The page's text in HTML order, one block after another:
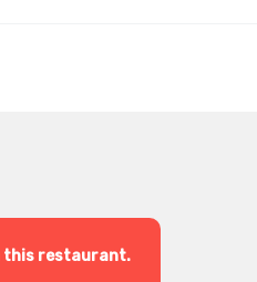
this restaurant.